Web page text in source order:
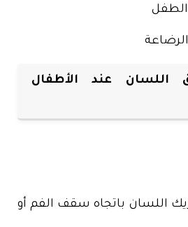
الطفل
اللسان عند الأطفال
اللسان باتجاه سقف الفم أو